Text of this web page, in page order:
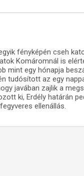
emlékezet
fényképén cseh
Komáromnál is
mint egy hónapja
tudósított az egy
javában zajlik a
ki, Erdély határán
ellenállás.